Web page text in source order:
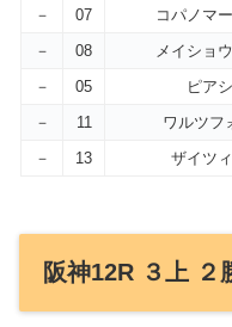
－
07 コパノマ
－
08 メイショ
－
05 ピア
－
11 ワルツフ
－
13 ザイツ
阪神12R ３上 ２